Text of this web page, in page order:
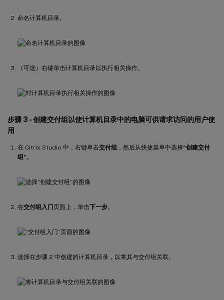
命名计算机目录。
（可选）右键单击计算机目录以执行相关操作。
步骤 3 - 创建交付组以使计算机目录中的电脑可供请求访问的用户使
用
在 Citrix Studio 中，右键单击交付组 ，然后从快捷菜单中选择“创建交付
组” 。
在交付组入门页面上，单击下一步。
选择在步骤 2 中创建的计算机目录，以将其与交付组关联。